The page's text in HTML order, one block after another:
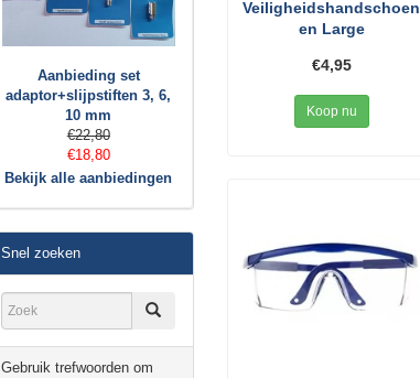
Veiligheidshandschoen
en Large
€4,95
Koop nu
Aanbieding set
adaptor+slijpstiften 3, 6,
10 mm
€22,80
€18,80
Bekijk alle aanbiedingen
Snel zoeken
Gebruik trefwoorden om